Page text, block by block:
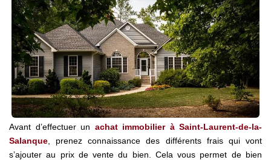
Avis Clients
Nos Actualités
Blog
CONTACT
Avant d’effectuer un achat immobilier à Saint-Laurent-de-la-
Salanque , prenez connaissance des différents frais qui vont
s’ajouter au prix de vente du bien. Cela vous permet de bien